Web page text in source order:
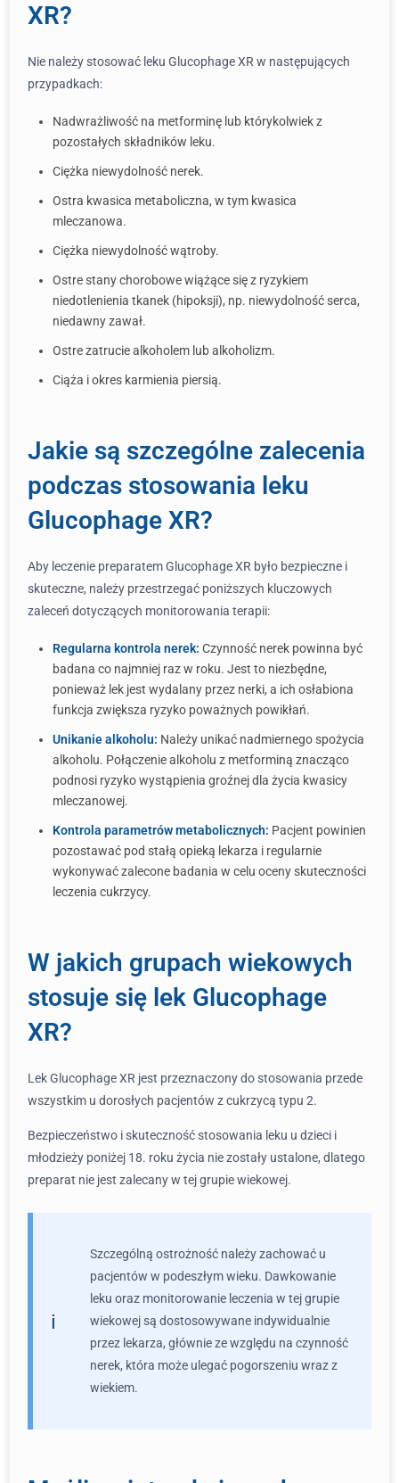
XR?
Nie należy stosować leku Glucophage XR w następujących
przypadkach:
Nadwrażliwość na metforminę lub którykolwiek z
pozostałych składników leku.
Ciężka niewydolność nerek.
Ostra kwasica metaboliczna, w tym kwasica
mleczanowa.
Ciężka niewydolność wątroby.
Ostre stany chorobowe wiążące się z ryzykiem
niedotlenienia tkanek (hipoksji), np. niewydolność serca,
niedawny zawał.
Ostre zatrucie alkoholem lub alkoholizm.
Ciąża i okres karmienia piersią.
Jakie są szczególne zalecenia
podczas stosowania leku
Glucophage XR?
Aby leczenie preparatem Glucophage XR było bezpieczne i
skuteczne, należy przestrzegać poniższych kluczowych
zaleceń dotyczących monitorowania terapii:
Regularna kontrola nerek: Czynność nerek powinna być
badana co najmniej raz w roku. Jest to niezbędne,
ponieważ lek jest wydalany przez nerki, a ich osłabiona
funkcja zwiększa ryzyko poważnych powikłań.
Unikanie alkoholu: Należy unikać nadmiernego spożycia
alkoholu. Połączenie alkoholu z metforminą znacząco
podnosi ryzyko wystąpienia groźnej dla życia kwasicy
mleczanowej.
Kontrola parametrów metabolicznych: Pacjent powinien
pozostawać pod stałą opieką lekarza i regularnie
wykonywać zalecone badania w celu oceny skuteczności
leczenia cukrzycy.
W jakich grupach wiekowych
stosuje się lek Glucophage
XR?
Lek Glucophage XR jest przeznaczony do stosowania przede
wszystkim u dorosłych pacjentów z cukrzycą typu 2.
Bezpieczeństwo i skuteczność stosowania leku u dzieci i
młodzieży poniżej 18. roku życia nie zostały ustalone, dlatego
preparat nie jest zalecany w tej grupie wiekowej.
Szczególną ostrożność należy zachować u
pacjentów w podeszłym wieku. Dawkowanie
leku oraz monitorowanie leczenia w tej grupie
wiekowej są dostosowywane indywidualnie
przez lekarza, głównie ze względu na czynność
nerek, która może ulegać pogorszeniu wraz z
wiekiem.